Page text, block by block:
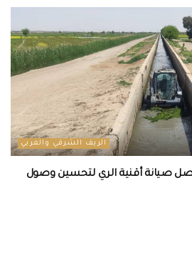
الريف الشرقي والغربي
تواصل صيانة أقنية الري لتحسين وصول